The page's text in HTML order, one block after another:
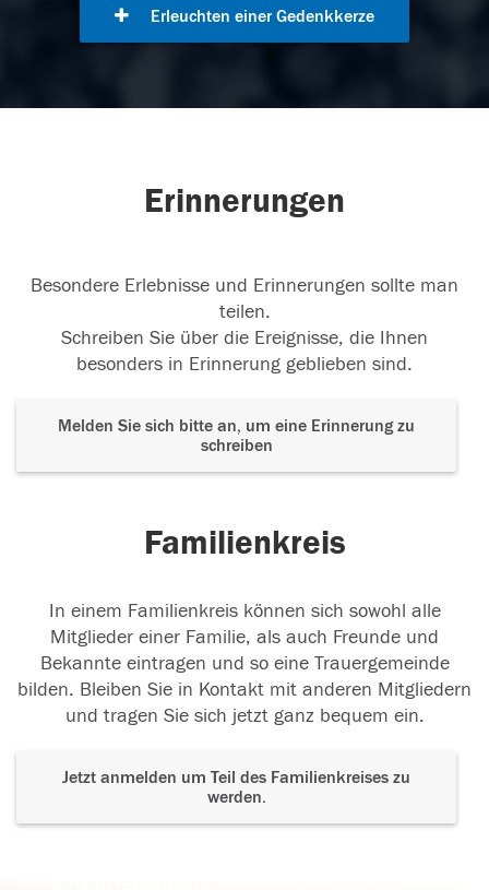
Erleuchten einer Gedenkkerze
Erinnerungen
Besondere Erlebnisse und Erinnerungen sollte man
teilen.
Schreiben Sie über die Ereignisse, die Ihnen
besonders in Erinnerung geblieben sind.
Melden Sie sich bitte an, um eine Erinnerung zu
schreiben
Familienkreis
In einem Familienkreis können sich sowohl alle
Mitglieder einer Familie, als auch Freunde und
Bekannte eintragen und so eine Trauergemeinde
bilden. Bleiben Sie in Kontakt mit anderen Mitgliedern
und tragen Sie sich jetzt ganz bequem ein.
Jetzt anmelden um Teil des Familienkreises zu
werden.